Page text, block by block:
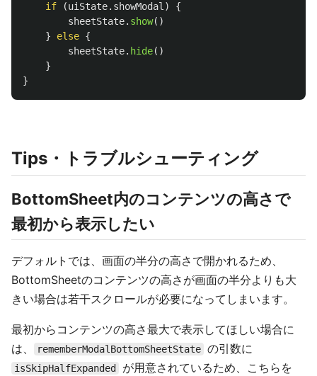
if
(uiState. showModal )
{
sheetState. show()
}
else {
sheetState. hide()
}
}
Tips・トラブルシューティング
BottomSheet内のコンテンツの高さで
最初から表示したい
デフォルトでは、画面の半分の高さで開かれるため、
BottomSheetのコンテンツの高さが画面の半分よりも大
きい場合は若干スクロールが必要になってしまいます。
最初からコンテンツの高さ最大で表示してほしい場合に
は、
rememberModalBottomSheetState の引数に
isSkipHalfExpanded
が用意されているため、こちらを